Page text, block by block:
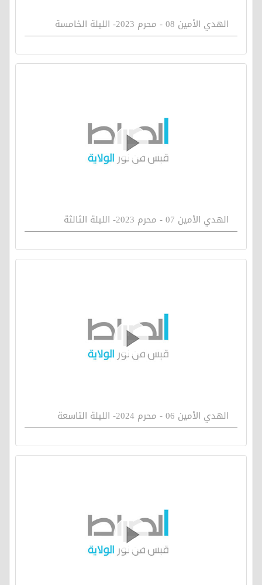
الهدي الأمين 08 - محرم 2023- الليلة الخامسة
الهدي الأمين 07 - محرم 2023- الليلة الثالثة
الهدي الأمين 06 - محرم 2024- الليلة التاسعة